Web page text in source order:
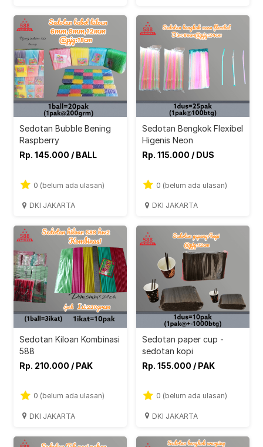
Sedotan Bubble Bening
Raspberry
Rp. 145.000 / BALL
0 (belum ada ulasan)
DKI JAKARTA
Sedotan Bengkok Flexibel
Higenis Neon
Rp. 115.000 / DUS
0 (belum ada ulasan)
DKI JAKARTA
Sedotan Kiloan Kombinasi
588
Rp. 210.000 / PAK
0 (belum ada ulasan)
DKI JAKARTA
Sedotan paper cup -
sedotan kopi
Rp. 155.000 / PAK
0 (belum ada ulasan)
DKI JAKARTA